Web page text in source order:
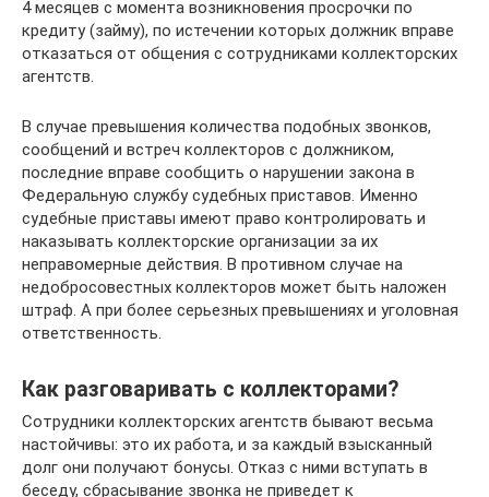
4 месяцев с момента возникновения просрочки по
кредиту (займу), по истечении которых должник вправе
отказаться от общения с сотрудниками коллекторских
агентств.
В случае превышения количества подобных звонков,
сообщений и встреч коллекторов с должником,
последние вправе сообщить о нарушении закона в
Федеральную службу судебных приставов. Именно
судебные приставы имеют право контролировать и
наказывать коллекторские организации за их
неправомерные действия. В противном случае на
недобросовестных коллекторов может быть наложен
штраф. А при более серьезных превышениях и уголовная
ответственность.
Как разговаривать с коллекторами?
Сотрудники коллекторских агентств бывают весьма
настойчивы: это их работа, и за каждый взысканный
долг они получают бонусы. Отказ с ними вступать в
беседу, сбрасывание звонка не приведет к